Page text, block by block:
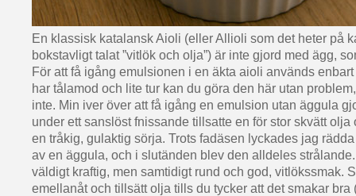
En klassisk katalansk Aioli (eller Allioli som det heter på
bokstavligt talat ”vitlök och olja”) är inte gjord med ägg,
För att få igång emulsionen i en äkta aioli används
har tålamod och lite tur kan du göra den här utan
inte. Min iver över att få igång en emulsion utan äggula
under ett sanslöst fnissande tillsatte en för stor skvätt olja
en tråkig, gulaktig sörja. Trots fadäsen lyckades jag
av en äggula, och i slutänden blev den alldeles
väldigt kraftig, men samtidigt rund och god, vitlökssmak.
emellanåt och tillsätt olja tills du tycker att det smakar bra